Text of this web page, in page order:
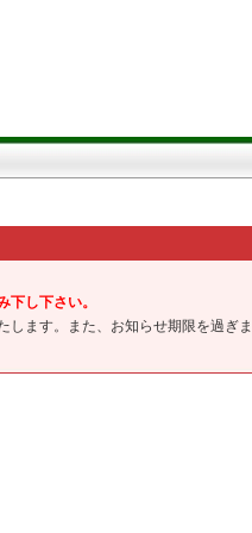
し下さい。
します。また、お知らせ期限を過ぎ